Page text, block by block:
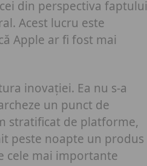
din perspectiva faptului
Acest lucru este
Apple ar fi fost mai
inovației. Ea nu s-a
un punct de
stratificat de platforme,
peste noapte un produs
cele mai importante